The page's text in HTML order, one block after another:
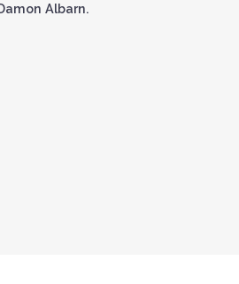
Albarn.